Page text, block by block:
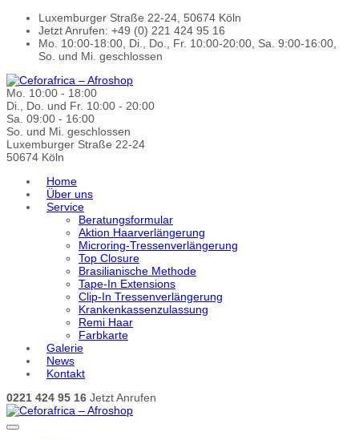
Luxemburger Straße 22-24, 50674 Köln
Jetzt Anrufen: +49 (0) 221 424 95 16
Mo. 10:00-18:00, Di., Do., Fr. 10:00-20:00, Sa. 9:00-16:00,
So. und Mi. geschlossen
Mo. 10:00 - 18:00
Di., Do. und Fr. 10:00 - 20:00
Sa. 09:00 - 16:00
So. und Mi. geschlossen
Luxemburger Straße 22-24
50674 Köln
Home
Über uns
Service
Beratungsformular
Aktion Haarverlängerung
Microring-Tressenverlängerung
Top Closure
Brasilianische Methode
Tape-In Extensions
Clip-In Tressenverlängerung
Krankenkassenzulassung
Remi Haar
Farbkarte
Galerie
News
Kontakt
0221 424 95 16 Jetzt Anrufen